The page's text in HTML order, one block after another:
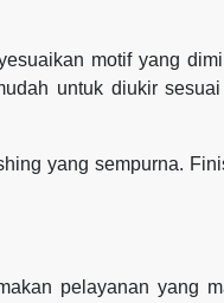
motif yang
untuk diukir
yang sempurna.
pelayanan yang